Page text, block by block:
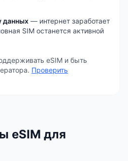
данных — интернет заработает
SIM останется активной
eSIM и быть
Проверить
eSIM для